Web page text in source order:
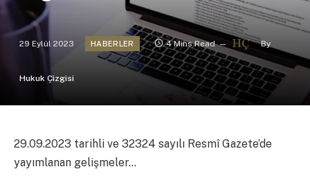
29 Eylül 2023 HABERLER 4 Mins Read By
Hukuk Çizgisi
29.09.2023 tarihli ve 32324 sayılı Resmî Gazete’de
yayımlanan gelişmeler…